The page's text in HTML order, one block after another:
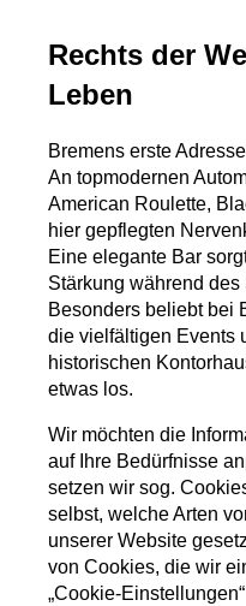
Rechts der
Leben
Bremens erste
An topmodernen
American Roulette,
hier gepflegten
Eine elegante Bar
Stärkung während
Besonders beliebt bei
die vielfältigen Events
historischen
etwas los.
Wir möchten die
auf Ihre Bedürfnisse
setzen wir sog.
selbst, welche Arten
unserer Website
von Cookies, die wir
„Cookie-